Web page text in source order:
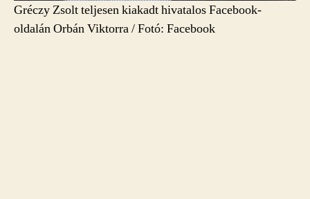
Gréczy Zsolt teljesen kiakadt hivatalos Facebook-
oldalán Orbán Viktorra / Fotó: Facebook